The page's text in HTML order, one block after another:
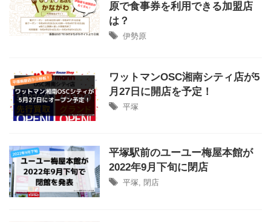
原で食事券を利用できる加盟店
は？
伊勢原
ワットマンOSC湘南シティ店が5
月27日に開店を予定！
平塚
平塚駅前のユーユー梅屋本館が
2022年9月下旬に閉店
平塚, 閉店